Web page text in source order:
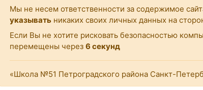
Мы не несем ответственности за содержимое
указывать никаких своих личных данных на
Если Вы не хотите рисковать безопасностью
перемещены через 6 секунд
«Школа №51 Петроградского района Санкт-